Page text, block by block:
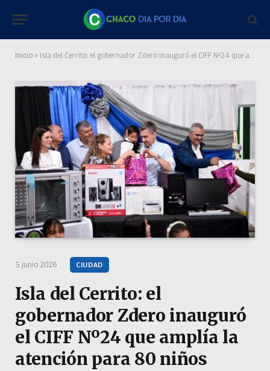
Inicio » Isla del Cerrito: el gobernador Zdero inauguró el CIFF Nº24 que amplía la atención para 80 niños
5 junio 2026 CIUDAD
Isla del Cerrito: el
gobernador Zdero inauguró
el CIFF Nº24 que amplía la
atención para 80 niños